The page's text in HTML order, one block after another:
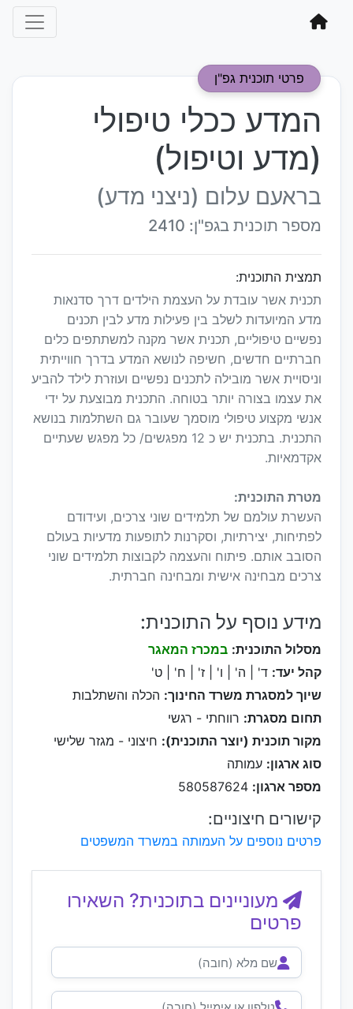
פרטי תוכנית גפ"ן
המדע ככלי טיפולי
(מדע וטיפול)
בראעם עלום (ניצני מדע)
מספר תוכנית בגפ"ן: 2410
תמצית התוכנית:
תכנית אשר עובדת על העצמת הילדים דרך סדנאות
מדע המיועדות לשלב בין פעילות מדע לבין תכנים
נפשיים טיפוליים, תכנית אשר מקנה למשתתפים כלים
חברתיים חדשים, חשיפה לנושא המדע בדרך חווייתית
וניסויית אשר מובילה לתכנים נפשיים ועוזרת לילד להביע
את עצמו בצורה יותר בטוחה. התכנית מבוצעת על ידי
אנשי מקצוע טיפולי מוסמך שעובר גם השתלמות בנושא
התכנית. בתכנית יש כ 12 מפגשים/ כל מפגש שעתיים
אקדמאיות.
מטרת התוכנית:
העשרת עולמם של תלמידים שוני צרכים, ועידודם
לפתיחות, יצירתיות, וסקרנות לתופעות מדעיות בעולם
הסובב אותם. פיתוח והעצמה לקבוצות תלמידים שוני
צרכים מבחינה אישית ומבחינה חברתית.
מידע נוסף על התוכנית:
מסלול התוכנית: במכרז המאגר
קהל יעד: ד' | ה' | ו' | ז' | ח' | ט'
שיוך למסגרת משרד החינוך: הכלה והשתלבות
תחום מסגרת: רווחתי - רגשי
מקור תוכנית (יוצר התוכנית): חיצוני - מגזר שלישי
סוג ארגון: עמותה
מספר ארגון:
קישורים חיצוניים:
פרטים נוספים על העמותה במשרד המשפטים
מעוניינים בתוכנית? השאירו
פרטים